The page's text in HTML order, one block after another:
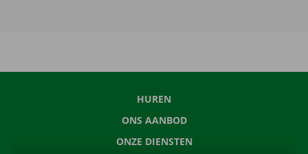
HUREN
ONS AANBOD
ONZE DIENSTEN